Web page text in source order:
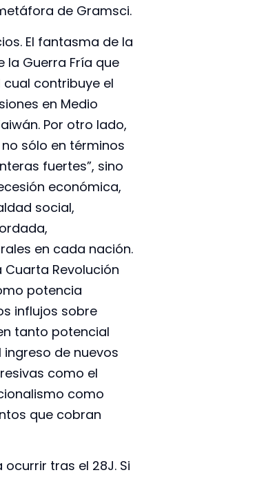
de Gramsci.
El fantasma de la
la Guerra Fría que
contribuye el
en Medio
Por otro lado,
sólo en términos
fuertes”, sino
económica,
social,
en cada nación.
Revolución
potencia
influjos sobre
tanto potencial
de nuevos
como el
como
que cobran
tras el 28J. Si